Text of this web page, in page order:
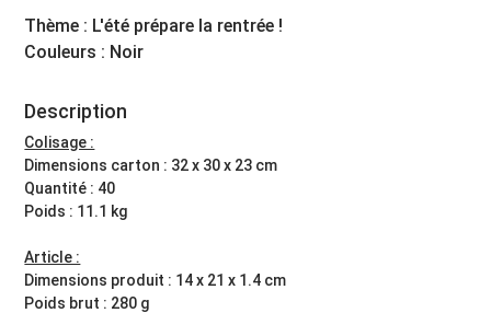
Thème : L'été prépare la rentrée !
Couleurs : Noir
Description
Colisage :
Dimensions carton : 32 x 30 x 23 cm
Quantité : 40
Poids : 11.1 kg
Article :
Dimensions produit : 14 x 21 x 1.4 cm
Poids brut : 280 g